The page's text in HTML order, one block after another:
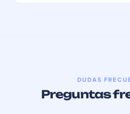
DUDAS
Preguntas